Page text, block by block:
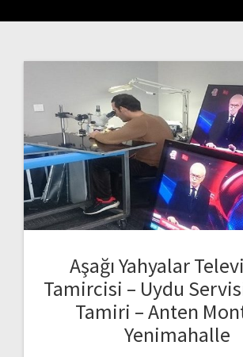
Aşağı Yahyalar
Tamircisi – Uydu
Tamiri – Anten
Yenimahalle